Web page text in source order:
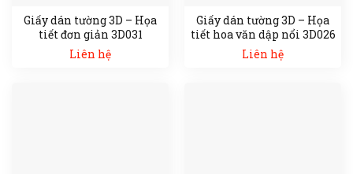
Giấy dán tường 3D – Họa
tiết đơn giản 3D031
Liên hệ
Giấy dán tường 3D – Họa
tiết hoa văn dập nổi 3D026
Liên hệ